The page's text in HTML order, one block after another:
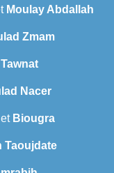
Moulay Abdallah
Zmam
Tawnat
Nacer
et Biougra
Taoujdate